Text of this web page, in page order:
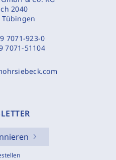
2040
Tübingen
7071-923-0
7071-51104